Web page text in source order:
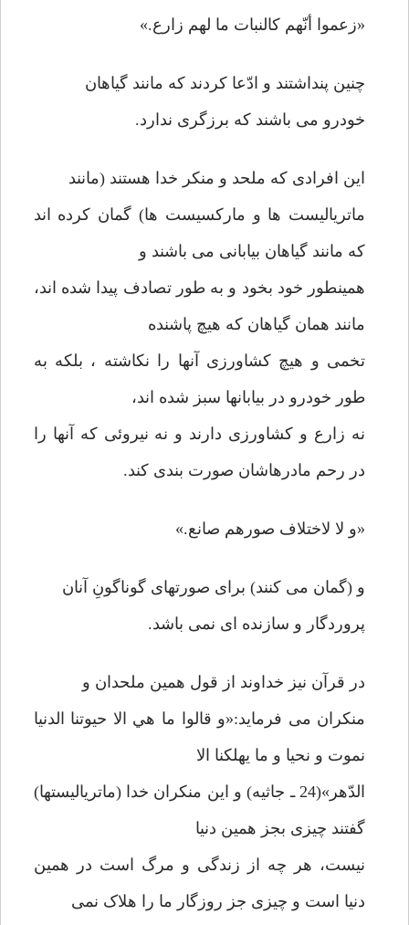
«زعموا أنّهم کالنبات ما لهم زارع.»
چنین پنداشتند و ادّعا کردند که مانند گیاهان
خودرو می باشند که برزگری ندارد.
این افرادی که ملحد و منکر خدا هستند (مانند
ماتریالیست ها و مارکسیست ها) گمان کرده اند
که مانند گیاهان بیابانی می باشند و
همینطور خود بخود و به طور تصادف پیدا شده اند،
مانند همان گیاهان که هیچ پاشنده
تخمی و هیچ کشاورزی آنها را نکاشته ، بلکه به
طور خودرو در بیابانها سبز شده اند،
نه زارع و کشاورزی دارند و نه نیروئی که آنها را
در رحم مادرهاشان صورت بندی کند.
«و لا لاختلاف صورهم صانع.»
و (گمان می کنند) برای صورتهای گوناگونِ آنان
پروردگار و سازنده ای نمی باشد.
در قرآن نیز خداوند از قول همین ملحدان و
منکران می فرماید:«و قالوا ما هي الا حیوتنا الدنیا
نموت و نحیا و ما یهلکنا الا
الدّهر»(24 ـ جاثیه) و این منکران خدا (ماتریالیستها)
گفتند چیزی بجز همین دنیا
نیست، هر چه از زندگی و مرگ است در همین
دنیا است و چیزی جز روزگار ما را هلاک نمی